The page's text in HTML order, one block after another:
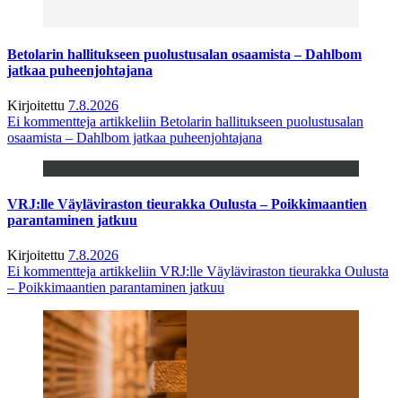
Betolarin hallitukseen puolustusalan osaamista – Dahlbom
jatkaa puheenjohtajana
Kirjoitettu 7.8.2026
Ei kommentteja artikkeliin Betolarin hallitukseen puolustusalan
osaamista – Dahlbom jatkaa puheenjohtajana
VRJ:lle Väyläviraston tieurakka Oulusta – Poikkimaantien
parantaminen jatkuu
Kirjoitettu 7.8.2026
Ei kommentteja artikkeliin VRJ:lle Väyläviraston tieurakka Oulusta
– Poikkimaantien parantaminen jatkuu